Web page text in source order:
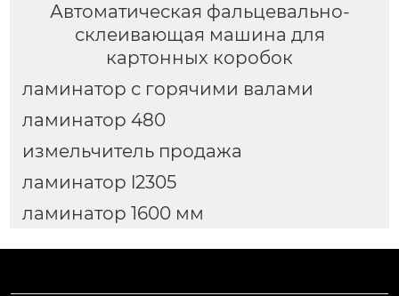
Автоматическая фальцевально-
склеивающая машина для
картонных коробок
ламинатор с горячими валами
ламинатор 480
измельчитель продажа
ламинатор l2305
ламинатор 1600 мм